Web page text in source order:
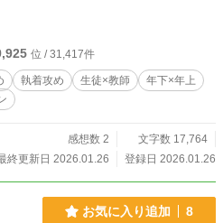
られない身の上。先生を外の世界に連れ出
魔術師（元生徒）×48歳魔術師（元教
位 / 31,417件
執着攻め 生徒×教師
年下×年上
感想数 2
文字数 17,764
終更新日 2026.01.26
登録日 2026.01.26
お気に入り追加 8